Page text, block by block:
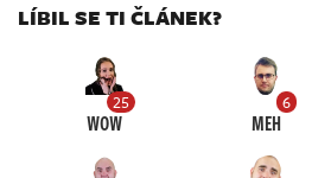
LÍBIL SE TI ČLÁNEK?
25
WOW
6
MEH